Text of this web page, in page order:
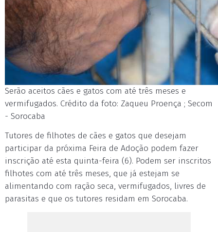
Serão aceitos cães e gatos com até três meses e
vermifugados. Crédito da foto: Zaqueu Proença ; Secom
- Sorocaba
Tutores de filhotes de cães e gatos que desejam
participar da próxima Feira de Adoção podem fazer
inscrição até esta quinta-feira (6). Podem ser inscritos
filhotes com até três meses, que já estejam se
alimentando com ração seca, vermifugados, livres de
parasitas e que os tutores residam em Sorocaba.